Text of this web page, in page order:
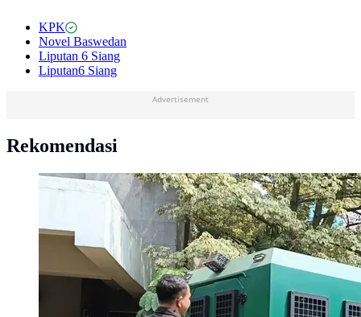
KPK
Novel Baswedan
Liputan 6 Siang
Liputan6 Siang
Advertisement
Rekomendasi